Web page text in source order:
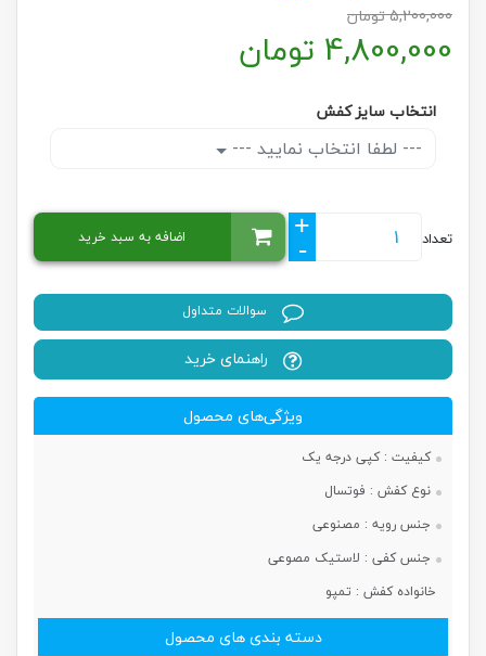
5,200,000تومان
4,800,000 تومان
انتخاب سایز کفش
--- لطفا انتخاب نمایید ---
تعداد
+
-
اضافه به سبد خرید
سوالات متداول
راهنمای خرید
ویژگی‌های محصول
کیفیت :کپی درجه یک
نوع کفش : فوتسال
جنس رویه : مصنوعی
جنس کفی : لاستیک مصوعی
خانواده کفش : تمپو
دسته بندی های محصول